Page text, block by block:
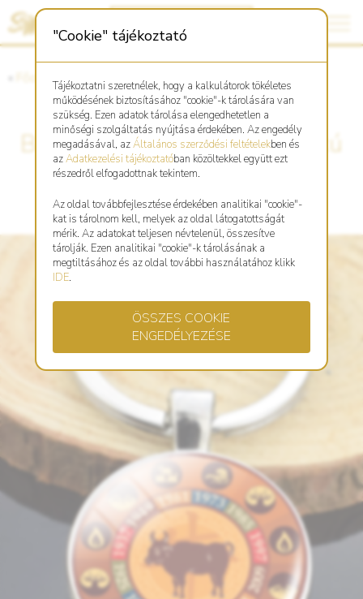
"Cookie" tájékoztató
Tájékoztatni szeretnélek, hogy a kalkulátorok tökéletes
működésének biztosításához "cookie"-k tárolására van
szükség. Ezen adatok tárolása elengedhetetlen a
minőségi szolgáltatás nyújtása érdekében. Az engedély
megadásával, azÁltalános szerződési feltételekben és
azAdatkezelési tájékoztatóban közöltekkel együtt ezt
részedről elfogadottnak tekintem.
Az oldal továbbfejlesztése érdekében analitikai "cookie"-
kat is tárolnom kell, melyek az oldal látogatottságát
mérik. Az adatokat teljesen névtelenül, összesítve
tárolják. Ezen analitikai "cookie"-k tárolásának a
megtiltásához és az oldal további használatához klikk
IDE.
ÖSSZES COOKIE
ENGEDÉLYEZÉSE
Főoldal«Asztro Shop
Bivaly kínai zodiákus kör alakú
kulcstartó